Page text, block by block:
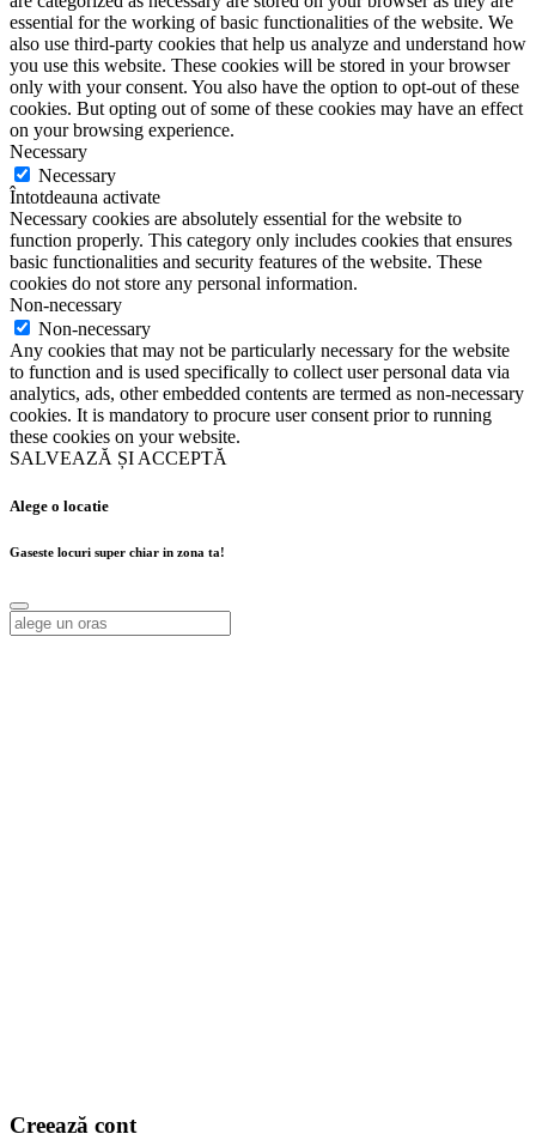
essential for the working of basic functionalities of the website. We
also use third-party cookies that help us analyze and understand how
you use this website. These cookies will be stored in your browser
only with your consent. You also have the option to opt-out of these
cookies. But opting out of some of these cookies may have an effect
on your browsing experience.
Necessary
Necessary
Întotdeauna activate
Necessary cookies are absolutely essential for the website to
function properly. This category only includes cookies that ensures
basic functionalities and security features of the website. These
cookies do not store any personal information.
Non-necessary
Non-necessary
Any cookies that may not be particularly necessary for the website
to function and is used specifically to collect user personal data via
analytics, ads, other embedded contents are termed as non-necessary
cookies. It is mandatory to procure user consent prior to running
these cookies on your website.
SALVEAZĂ ȘI ACCEPTĂ
Alege o locatie
Gaseste locuri super chiar in zona ta!
Alege o locatie
Creează cont